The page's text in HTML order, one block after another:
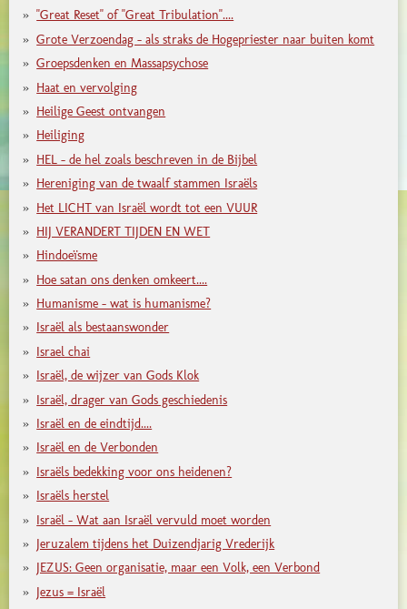
"Great Reset" of "Great Tribulation"....
Grote Verzoendag - als straks de Hogepriester naar buiten komt
Groepsdenken en Massapsychose
Haat en vervolging
Heilige Geest ontvangen
Heiliging
HEL - de hel zoals beschreven in de Bijbel
Hereniging van de twaalf stammen Israëls
Het LICHT van Israël wordt tot een VUUR
HIJ VERANDERT TIJDEN EN WET
Hindoeïsme
Hoe satan ons denken omkeert....
Humanisme - wat is humanisme?
Israël als bestaanswonder
Israel chai
Israël, de wijzer van Gods Klok
Israël, drager van Gods geschiedenis
Israël en de eindtijd....
Israël en de Verbonden
Israëls bedekking voor ons heidenen?
Israëls herstel
Israël - Wat aan Israël vervuld moet worden
Jeruzalem tijdens het Duizendjarig Vrederijk
JEZUS: Geen organisatie, maar een Volk, een Verbond
Jezus = Israël